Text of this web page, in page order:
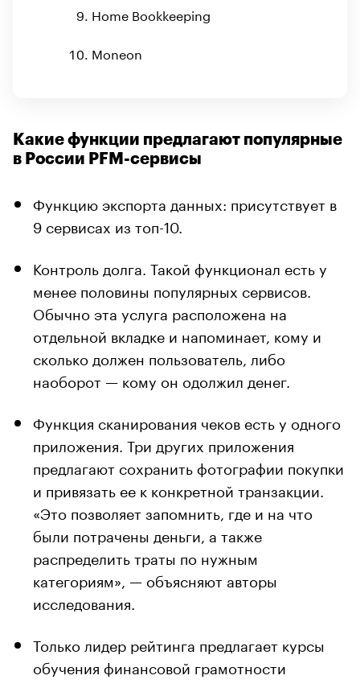
Home Bookkeeping
Moneon
Какие функции предлагают популярные
в России PFM-сервисы
Функцию экспорта данных: присутствует в
9 сервисах из топ-10.
Контроль долга. Такой функционал есть у
менее половины популярных сервисов.
Обычно эта услуга расположена на
отдельной вкладке и напоминает, кому и
сколько должен пользователь, либо
наоборот — кому он одолжил денег.
Функция сканирования чеков есть у одного
приложения. Три других приложения
предлагают сохранить фотографии покупки
и привязать ее к конкретной транзакции.
«Это позволяет запомнить, где и на что
были потрачены деньги, а также
распределить траты по нужным
категориям», — объясняют авторы
исследования.
Только лидер рейтинга предлагает курсы
обучения финансовой грамотности